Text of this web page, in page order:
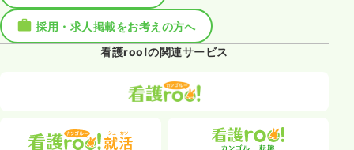
採用・求人掲載をお考えの方へ
看護roo!の関連サービス